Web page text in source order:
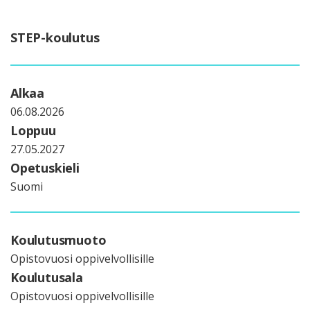
STEP-koulutus
Alkaa
06.08.2026
Loppuu
27.05.2027
Opetuskieli
Suomi
Koulutusmuoto
Opistovuosi oppivelvollisille
Koulutusala
Opistovuosi oppivelvollisille